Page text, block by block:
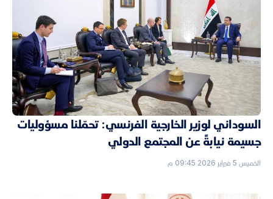
السوداني لوزير الخارجية الفرنسي: تحمّلنا مسؤوليات
جسيمة نيابةً عن المجتمع الدولي
الخميس 5 فبراير 2026 09:45 م